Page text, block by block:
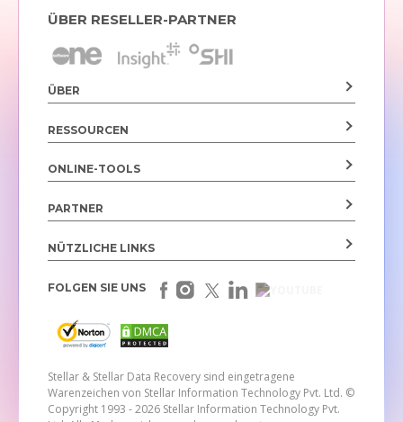
ÜBER RESELLER-PARTNER
ÜBER
RESSOURCEN
ONLINE-TOOLS
PARTNER
NÜTZLICHE LINKS
Stellar & Stellar Data Recovery sind eingetragene
Warenzeichen von Stellar Information Technology Pvt. Ltd. ©
Copyright 1993 - 2026 Stellar Information Technology Pvt.
FOLGEN SIE UNS